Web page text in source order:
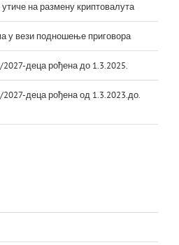
на размену криптовалута
вези подношење приговора
деца рођена до 1.3.2025.
деца рођена од 1.3.2023.до.